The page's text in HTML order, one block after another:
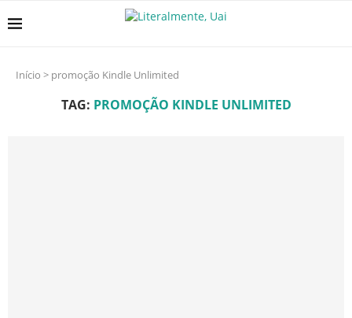
Início > promoção Kindle Unlimited
TAG: PROMOÇÃO KINDLE UNLIMITED